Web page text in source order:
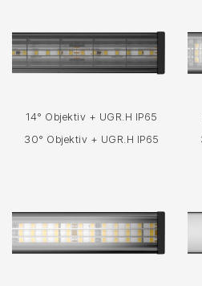
14° Objektiv + UGR.H IP65
30° Objektiv + UGR.H IP65